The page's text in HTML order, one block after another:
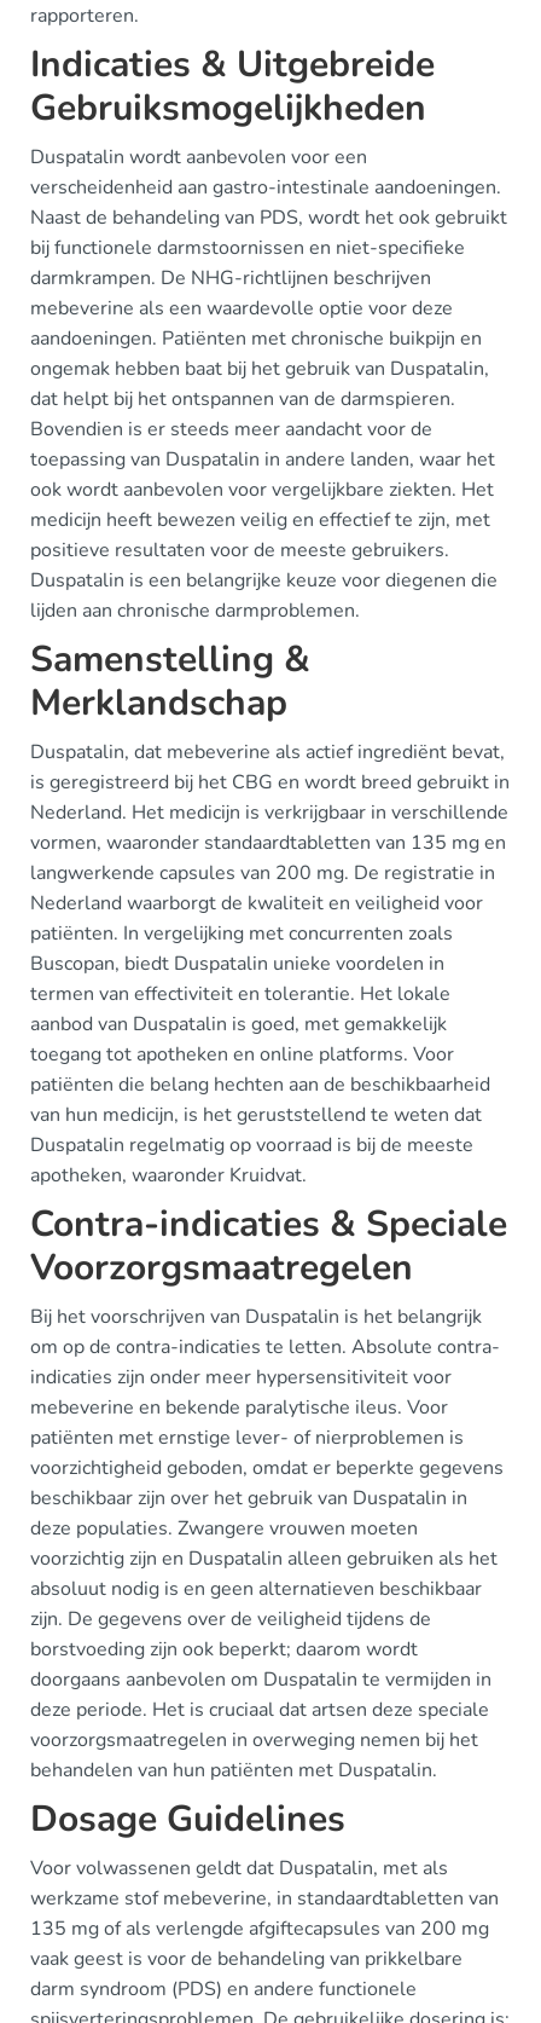
rapporteren.
Indicaties & Uitgebreide
Gebruiksmogelijkheden
Duspatalin wordt aanbevolen voor een
verscheidenheid aan gastro-intestinale aandoeningen.
Naast de behandeling van PDS, wordt het ook gebruikt
bij functionele darmstoornissen en niet-specifieke
darmkrampen. De NHG-richtlijnen beschrijven
mebeverine als een waardevolle optie voor deze
aandoeningen. Patiënten met chronische buikpijn en
ongemak hebben baat bij het gebruik van Duspatalin,
dat helpt bij het ontspannen van de darmspieren.
Bovendien is er steeds meer aandacht voor de
toepassing van Duspatalin in andere landen, waar het
ook wordt aanbevolen voor vergelijkbare ziekten. Het
medicijn heeft bewezen veilig en effectief te zijn, met
positieve resultaten voor de meeste gebruikers.
Duspatalin is een belangrijke keuze voor diegenen die
lijden aan chronische darmproblemen.
Samenstelling &
Merklandschap
Duspatalin, dat mebeverine als actief ingrediënt bevat,
is geregistreerd bij het CBG en wordt breed gebruikt in
Nederland. Het medicijn is verkrijgbaar in verschillende
vormen, waaronder standaardtabletten van 135 mg en
langwerkende capsules van 200 mg. De registratie in
Nederland waarborgt de kwaliteit en veiligheid voor
patiënten. In vergelijking met concurrenten zoals
Buscopan, biedt Duspatalin unieke voordelen in
termen van effectiviteit en tolerantie. Het lokale
aanbod van Duspatalin is goed, met gemakkelijk
toegang tot apotheken en online platforms. Voor
patiënten die belang hechten aan de beschikbaarheid
van hun medicijn, is het geruststellend te weten dat
Duspatalin regelmatig op voorraad is bij de meeste
apotheken, waaronder Kruidvat.
Contra-indicaties & Speciale
Voorzorgsmaatregelen
Bij het voorschrijven van Duspatalin is het belangrijk
om op de contra-indicaties te letten. Absolute contra-
indicaties zijn onder meer hypersensitiviteit voor
mebeverine en bekende paralytische ileus. Voor
patiënten met ernstige lever- of nierproblemen is
voorzichtigheid geboden, omdat er beperkte gegevens
beschikbaar zijn over het gebruik van Duspatalin in
deze populaties. Zwangere vrouwen moeten
voorzichtig zijn en Duspatalin alleen gebruiken als het
absoluut nodig is en geen alternatieven beschikbaar
zijn. De gegevens over de veiligheid tijdens de
borstvoeding zijn ook beperkt; daarom wordt
doorgaans aanbevolen om Duspatalin te vermijden in
deze periode. Het is cruciaal dat artsen deze speciale
voorzorgsmaatregelen in overweging nemen bij het
behandelen van hun patiënten met Duspatalin.
Dosage Guidelines
Voor volwassenen geldt dat Duspatalin, met als
werkzame stof mebeverine, in standaardtabletten van
135 mg of als verlengde afgiftecapsules van 200 mg
vaak geest is voor de behandeling van prikkelbare
darm syndroom (PDS) en andere functionele